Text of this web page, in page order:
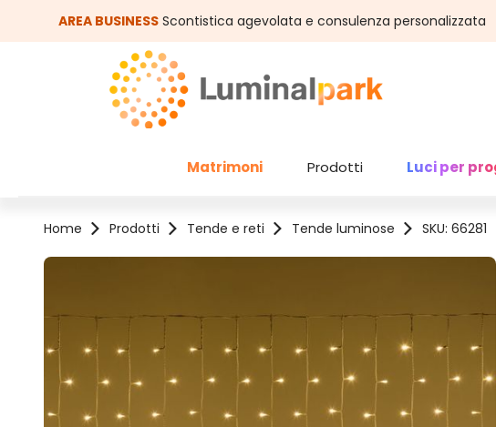
al contenuto principale
Salta alla ricerca
AREA BUSINESS Scontistica agevolata e consulenza personalizzata
Matrimoni Prodotti Luci per
Home Prodotti Tende e reti Tende luminose SKU: 66281
Salta la galleria di immagini